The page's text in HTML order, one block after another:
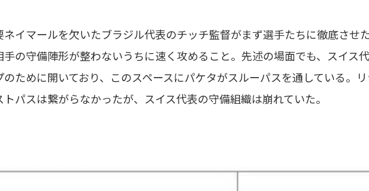
ネイマールを欠いたブラジル代表のチッチ監督がまず選手たちに徹底させ
手の守備陣形が整わないうちに速く攻めること。先述の場面でも、スイス
のために開いており、このスペースにパケタがスルーパスを通している。
トパスは繋がらなかったが、スイス代表の守備組織は崩れていた。